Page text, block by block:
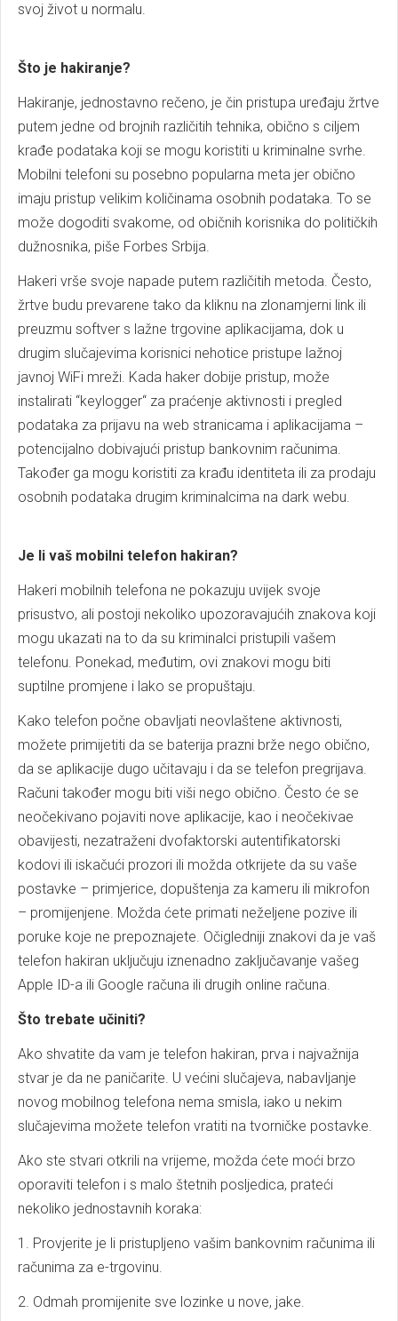
svoj život u normalu.
Što je hakiranje?
Hakiranje, jednostavno rečeno, je čin pristupa uređaju žrtve
putem jedne od brojnih različitih tehnika, obično s ciljem
krađe podataka koji se mogu koristiti u kriminalne svrhe.
Mobilni telefoni su posebno popularna meta jer obično
imaju pristup velikim količinama osobnih podataka. To se
može dogoditi svakome, od običnih korisnika do političkih
dužnosnika, piše Forbes Srbija.
Hakeri vrše svoje napade putem različitih metoda. Često,
žrtve budu prevarene tako da kliknu na zlonamjerni link ili
preuzmu softver s lažne trgovine aplikacijama, dok u
drugim slučajevima korisnici nehotice pristupe lažnoj
javnoj WiFi mreži. Kada haker dobije pristup, može
instalirati “keylogger“ za praćenje aktivnosti i pregled
podataka za prijavu na web stranicama i aplikacijama –
potencijalno dobivajući pristup bankovnim računima.
Također ga mogu koristiti za krađu identiteta ili za prodaju
osobnih podataka drugim kriminalcima na dark webu.
Je li vaš mobilni telefon hakiran?
Hakeri mobilnih telefona ne pokazuju uvijek svoje
prisustvo, ali postoji nekoliko upozoravajućih znakova koji
mogu ukazati na to da su kriminalci pristupili vašem
telefonu. Ponekad, međutim, ovi znakovi mogu biti
suptilne promjene i lako se propuštaju.
Kako telefon počne obavljati neovlaštene aktivnosti,
možete primijetiti da se baterija prazni brže nego obično,
da se aplikacije dugo učitavaju i da se telefon pregrijava.
Računi također mogu biti viši nego obično. Često će se
neočekivano pojaviti nove aplikacije, kao i neočekivae
obavijesti, nezatraženi dvofaktorski autentifikatorski
kodovi ili iskačući prozori ili možda otkrijete da su vaše
postavke – primjerice, dopuštenja za kameru ili mikrofon
– promijenjene. Možda ćete primati neželjene pozive ili
poruke koje ne prepoznajete. Očigledniji znakovi da je vaš
telefon hakiran uključuju iznenadno zaključavanje vašeg
Apple ID-a ili Google računa ili drugih online računa.
Što trebate učiniti?
Ako shvatite da vam je telefon hakiran, prva i najvažnija
stvar je da ne paničarite. U većini slučajeva, nabavljanje
novog mobilnog telefona nema smisla, iako u nekim
slučajevima možete telefon vratiti na tvorničke postavke.
Ako ste stvari otkrili na vrijeme, možda ćete moći brzo
oporaviti telefon i s malo štetnih posljedica, prateći
nekoliko jednostavnih koraka:
1. Provjerite je li pristupljeno vašim bankovnim računima ili
računima za e-trgovinu.
2. Odmah promijenite sve lozinke u nove, jake.